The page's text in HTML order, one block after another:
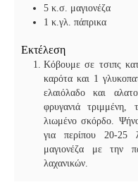
5 κ.σ. μαγιονέζα
1 κ.γλ. πάπρικα
Εκτέλεση
Κόβουμε σε τσιπς
καρότα και 1
ελαιόλαδο και
φρυγανιά τριμμένη,
λιωμένο σκόρδο.
για περίπου 20-25
μαγιονέζα με την
λαχανικών.